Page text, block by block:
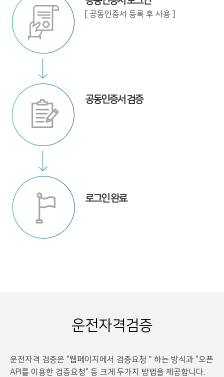
[ 공동인증서 등록 후 사용 ]
공동인증서 검증
로그인 완료
운전자격검증
운전자격 검증은 “웹페이지에서 검증요청＂하는 방식과 “오픈
API를 이용한 검증요청“ 등 크게 두가지 방법을 제공합니다.